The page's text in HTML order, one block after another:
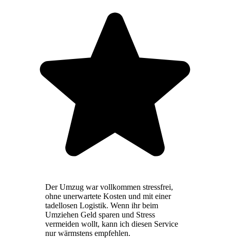
Der Umzug war vollkommen stressfrei,
ohne unerwartete Kosten und mit einer
tadellosen Logistik. Wenn ihr beim
Umziehen Geld sparen und Stress
vermeiden wollt, kann ich diesen Service
nur wärmstens empfehlen.